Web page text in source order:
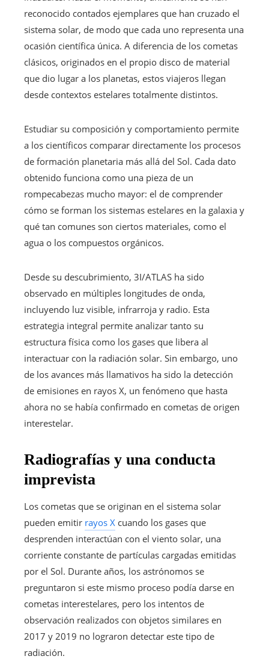
reconocido contados ejemplares que han cruzado el
sistema solar, de modo que cada uno representa una
ocasión científica única. A diferencia de los cometas
clásicos, originados en el propio disco de material
que dio lugar a los planetas, estos viajeros llegan
desde contextos estelares totalmente distintos.
Estudiar su composición y comportamiento permite
a los científicos comparar directamente los procesos
de formación planetaria más allá del Sol. Cada dato
obtenido funciona como una pieza de un
rompecabezas mucho mayor: el de comprender
cómo se forman los sistemas estelares en la galaxia y
qué tan comunes son ciertos materiales, como el
agua o los compuestos orgánicos.
Desde su descubrimiento, 3I/ATLAS ha sido
observado en múltiples longitudes de onda,
incluyendo luz visible, infrarroja y radio. Esta
estrategia integral permite analizar tanto su
estructura física como los gases que libera al
interactuar con la radiación solar. Sin embargo, uno
de los avances más llamativos ha sido la detección
de emisiones en rayos X, un fenómeno que hasta
ahora no se había confirmado en cometas de origen
interestelar.
Radiografías y una conducta
imprevista
Los cometas que se originan en el sistema solar
pueden emitir rayos X cuando los gases que
desprenden interactúan con el viento solar, una
corriente constante de partículas cargadas emitidas
por el Sol. Durante años, los astrónomos se
preguntaron si este mismo proceso podía darse en
cometas interestelares, pero los intentos de
observación realizados con objetos similares en
2017 y 2019 no lograron detectar este tipo de
radiación.